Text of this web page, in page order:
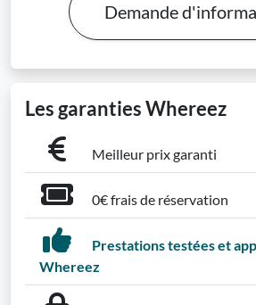
Demande
Les garanties Whereez
Meilleur prix garanti
0€ frais de réservation
Prestations testées et
Whereez